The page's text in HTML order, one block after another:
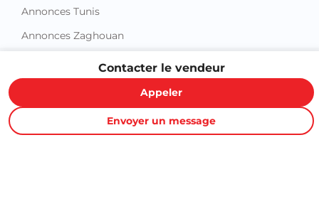
Contacter le vendeur
Appeler
Envoyer un message
Annonces Tunis
Annonces Zaghouan